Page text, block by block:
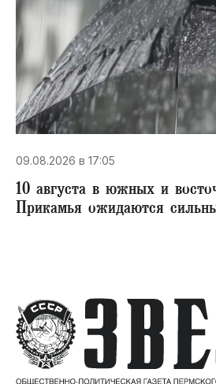
09.08.2026 в 17:05
10 августа в южных и
Прикамья ожидаются